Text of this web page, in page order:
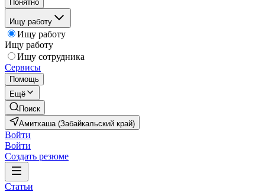
Понятно
Ищу работу
Ищу работу
Ищу работу
Ищу сотрудника
Сервисы
Помощь
Ещё
Поиск
Амитхаша (Забайкальский край)
Войти
Войти
Создать резюме
Статьи